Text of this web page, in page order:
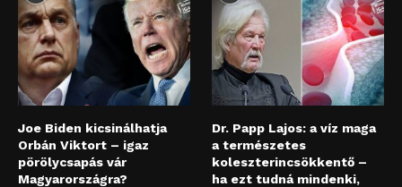
Joe Biden kicsinálhatja
Orbán Viktort – igaz
pörölycsapás vár
Magyarországra?
Dr. Papp Lajos: a víz maga
a természetes
koleszterincsökkentő –
ha ezt tudná mindenki,